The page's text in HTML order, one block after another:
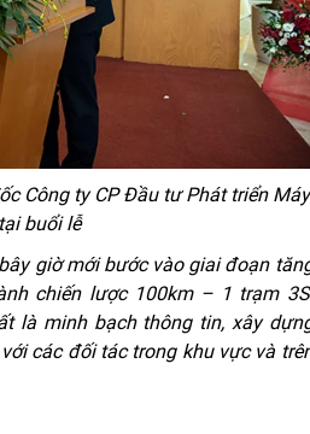
Công ty CP Đầu tư Phát triển Máy
buổi lễ
bây giờ mới bước vào giai đoạn
chiến lược 100km – 1 trạm
là minh bạch thông tin, xây
các đối tác trong khu vực và